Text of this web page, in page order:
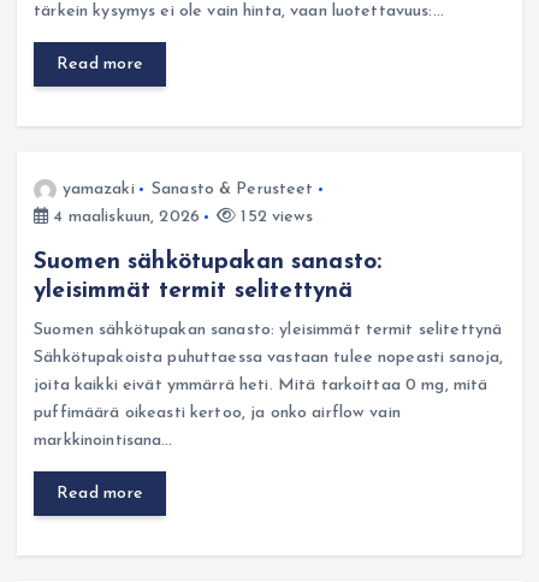
tärkein kysymys ei ole vain hinta, vaan luotettavuus:…
Read more
yamazaki
Sanasto & Perusteet
4 maaliskuun, 2026
152 views
Suomen sähkötupakan sanasto:
yleisimmät termit selitettynä
Suomen sähkötupakan sanasto: yleisimmät termit selitettynä
Sähkötupakoista puhuttaessa vastaan tulee nopeasti sanoja,
joita kaikki eivät ymmärrä heti. Mitä tarkoittaa 0 mg, mitä
puffimäärä oikeasti kertoo, ja onko airflow vain
markkinointisana…
Read more